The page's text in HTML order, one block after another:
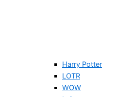
Harry Potter
LOTR
WOW